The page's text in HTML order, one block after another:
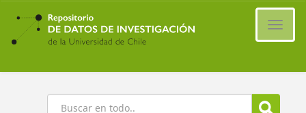
Ir
contenido
principal
Buscar